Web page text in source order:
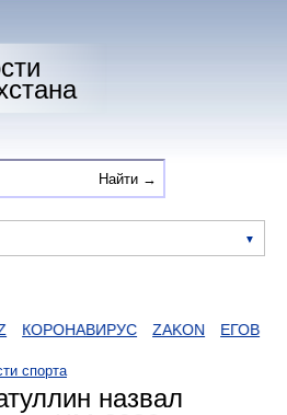
КОРОНАВИРУС ZAKON ЕГОВ
спорта
назвал